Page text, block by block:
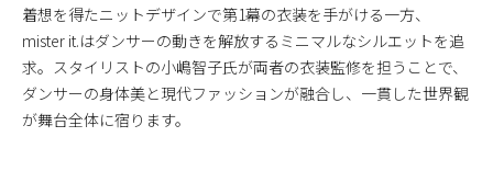
着想を得たニットデザインで第1幕の衣装を手がける一方、
mister it.はダンサーの動きを解放するミニマルなシルエットを追
求。スタイリストの小嶋智子氏が両者の衣装監修を担うことで、
ダンサーの身体美と現代ファッションが融合し、一貫した世界観
が舞台全体に宿ります。